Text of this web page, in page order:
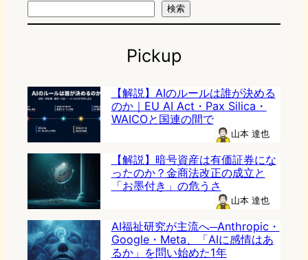
検索
Pickup
【解説】AIのルールは誰が決める
のか｜EU AI Act・Pax Silica・
WAICOと国連の間で
山本 達也
【解説】暗号資産は有価証券にな
ったのか？金商法改正の成立と
「お墨付き」の危うさ
山本 達也
AI福祉研究が主流へ─Anthropic・
Google・Meta、「AIに感情はあ
るか」を問い始めた1年